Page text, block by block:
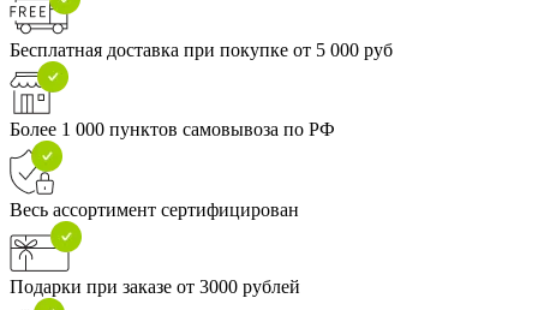
Бесплатная доставка при покупке от 5 000 руб
Более 1 000 пунктов самовывоза по РФ
Весь ассортимент сертифицирован
Подарки при заказе от 3000 рублей